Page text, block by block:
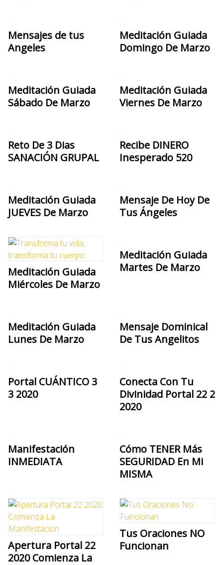
Mensajes de tus
Angeles
Meditación Guiada
Domingo De Marzo
Meditación Guiada
Sábado De Marzo
Meditación Guiada
Viernes De Marzo
Reto De 3 Dias
SANACIÓN GRUPAL
Recibe DINERO
Inesperado 520
Meditación Guiada
JUEVES De Marzo
Mensaje De Hoy De
Tus Ángeles
Meditación Guiada
Miércoles De Marzo
Meditación Guiada
Martes De Marzo
Meditación Guiada
Lunes De Marzo
Mensaje Dominical
De Tus Angelitos
Portal CUÁNTICO 3
3 2020
Conecta Con Tu
Divinidad Portal 22 2
2020
Manifestación
INMEDIATA
Cómo TENER Más
SEGURIDAD En Mi
MISMA
Apertura Portal 22
2020 Comienza La
Tus Oraciones NO
Funcionan